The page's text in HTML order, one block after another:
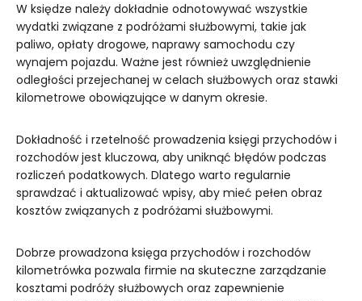
W księdze należy dokładnie odnotowywać wszystkie
wydatki związane z podróżami służbowymi, takie jak
paliwo, opłaty drogowe, naprawy samochodu czy
wynajem pojazdu. Ważne jest również uwzględnienie
odległości przejechanej w celach służbowych oraz stawki
kilometrowe obowiązujące w danym okresie.
Dokładność i rzetelność prowadzenia księgi przychodów i
rozchodów jest kluczowa, aby uniknąć błędów podczas
rozliczeń podatkowych. Dlatego warto regularnie
sprawdzać i aktualizować wpisy, aby mieć pełen obraz
kosztów związanych z podróżami służbowymi.
Dobrze prowadzona księga przychodów i rozchodów
kilometrówka pozwala firmie na skuteczne zarządzanie
kosztami podróży służbowych oraz zapewnienie